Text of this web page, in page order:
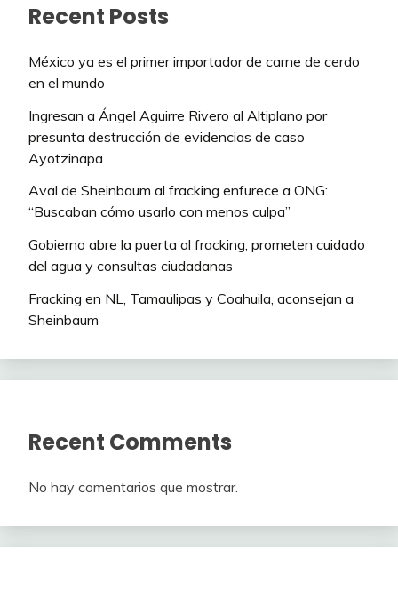
Recent Posts
México ya es el primer importador de carne de cerdo
en el mundo
Ingresan a Ángel Aguirre Rivero al Altiplano por
presunta destrucción de evidencias de caso
Ayotzinapa
Aval de Sheinbaum al fracking enfurece a ONG:
“Buscaban cómo usarlo con menos culpa”
Gobierno abre la puerta al fracking; prometen cuidado
del agua y consultas ciudadanas
Fracking en NL, Tamaulipas y Coahuila, aconsejan a
Sheinbaum
Recent Comments
No hay comentarios que mostrar.